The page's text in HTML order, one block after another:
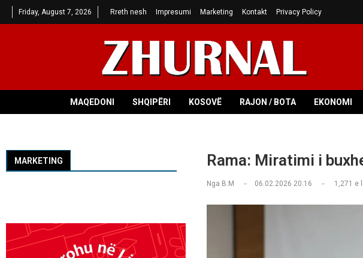
Friday, August 7, 2026 Rreth nesh Impresumi Marketing Kontakt Privacy Policy
MAQEDONI SHQIPËRI KOSOVË RAJON / BOTA EKONOMI
Rama: Miratimi i
Nga B.M 06.02.2026 20:16 1,271 e
MARKETING